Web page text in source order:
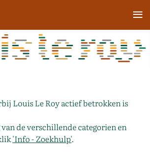
Louis Le Roy actief betrokken is
de verschillende categorien en
'Info - Zoekhulp'.
≡